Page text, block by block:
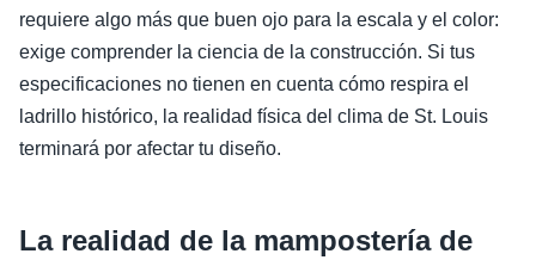
requiere algo más que buen ojo para la escala y el color:
exige comprender la ciencia de la construcción. Si tus
especificaciones no tienen en cuenta cómo respira el
ladrillo histórico, la realidad física del clima de St. Louis
terminará por afectar tu diseño.
La realidad de la mampostería de